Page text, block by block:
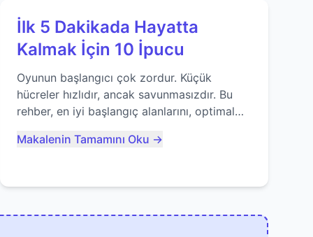
İlk 5 Dakikada Hayatta
Kalmak İçin 10 İpucu
Oyunun başlangıcı çok zordur. Küçük
hücreler hızlıdır, ancak savunmasızdır. Bu
rehber, en iyi başlangıç alanlarını, optimal
olmaktan nasıl kaçınacağınızı anlatıyor...
Makalenin Tamamını Oku →